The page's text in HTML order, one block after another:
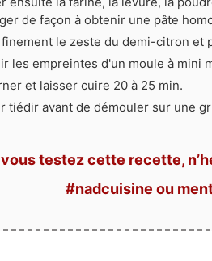
de façon à obtenir une pâte
finement le zeste du demi-citron et
les empreintes d'un moule à mini
et laisser cuire 20 à 25 min.
tiédir avant de démouler sur une
testez cette recette,
#nadcuisine ou